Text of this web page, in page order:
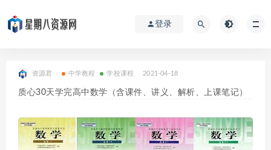
登录
资源君 中学教程 学校课程 2021-04-18
质心30天学完高中数学（含课件、讲义、解析、上课笔记）